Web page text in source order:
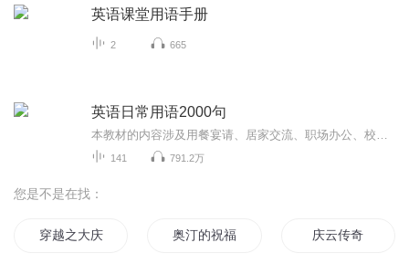
英语课堂用语手册
2 665
英语日常用语2000句
141 791.2万
您是不是在找：
穿越之大庆帝国 奥汀的祝福 庆云传奇